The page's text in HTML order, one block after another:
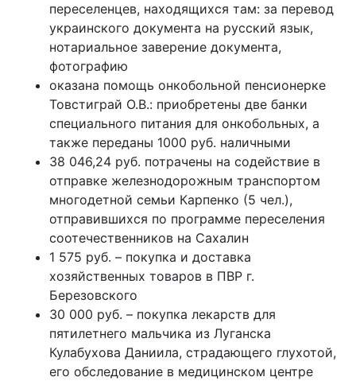
переселенцев, находящихся там: за перевод
украинского документа на русский язык,
нотариальное заверение документа,
фотографию
оказана помощь онкобольной пенсионерке
Товстиграй О.В.: приобретены две банки
специального питания для онкобольных, а
также переданы 1000 руб. наличными
38 046,24 руб. потрачены на содействие в
отправке железнодорожным транспортом
многодетной семьи Карпенко (5 чел.),
отправившихся по программе переселения
соотечественников на Сахалин
1 575 руб. – покупка и доставка
хозяйственных товаров в ПВР г.
Березовского
30 000 руб. – покупка лекарств для
пятилетнего мальчика из Луганска
Кулабухова Даниила, страдающего глухотой,
его обследование в медицинском центре